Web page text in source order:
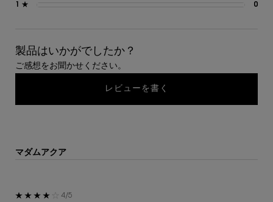
1 ★ 0
製品はいかがでしたか？
ご感想をお聞かせください。
レビューを書く
マダムアクア
5星中4。
4/5